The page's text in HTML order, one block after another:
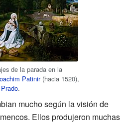
de la parada en la
Patinir(hacia 1520),
.
mucho según la visión de
Ellos produjeron muchas